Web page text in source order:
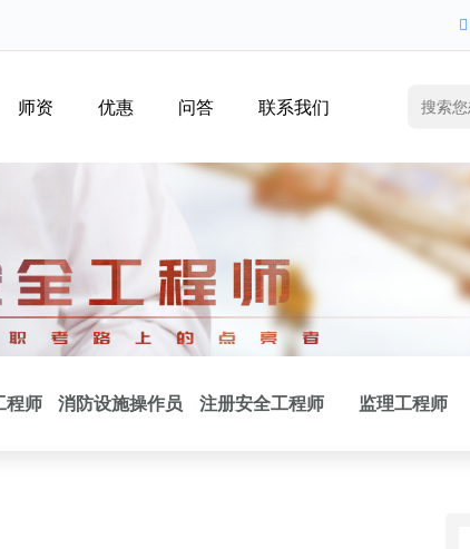
师资 优惠 问答 联系我们
程师 消防设施操作员 注册安全工程师 监理工程师